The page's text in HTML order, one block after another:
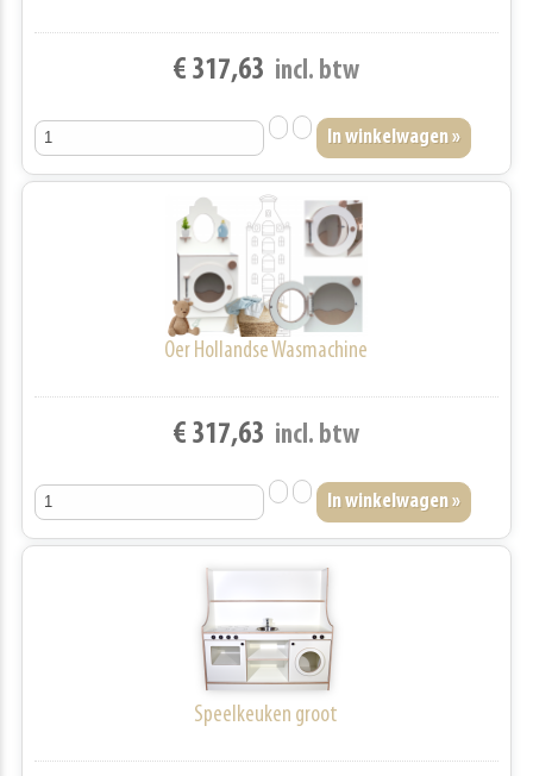
€ 317,63 incl. btw
Oer Hollandse Wasmachine
€ 317,63 incl. btw
Speelkeuken groot